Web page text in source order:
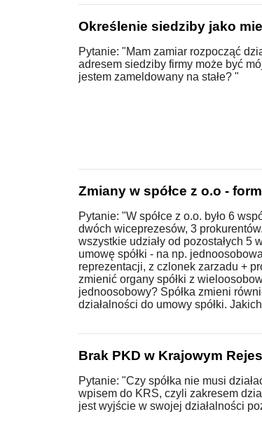
Określenie siedziby jako
Pytanie: "Mam zamiar rozpocząć
adresem siedziby firmy może być
jestem zameldowany na stałe? "
Zmiany w spółce z o.o -
Pytanie: "W spółce z o.o. było 6
dwóch wiceprezesów, 3
wszystkie udziały od pozostałych 5
umowę spółki - na np.
reprezentacji, z czlonek zarzadu +
zmienić organy spółki z
jednoosobowy? Spółka zmieni
działalności do umowy spółki.
Brak PKD w Krajowym
Pytanie: "Czy spółka nie musi
wpisem do KRS, czyli zakresem
jest wyjście w swojej działalności